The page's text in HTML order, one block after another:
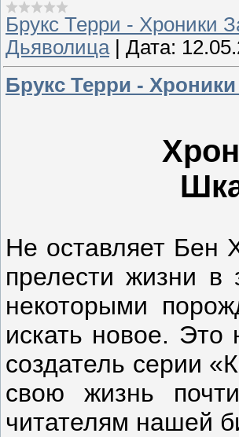
Брукс Терри - Хроники
Дьяволица| Дата:
Брукс Терри -
Не оставляет Бен
прелести жизни в
некоторыми
искать новое. Это
создатель серии
свою жизнь
читателям нашей